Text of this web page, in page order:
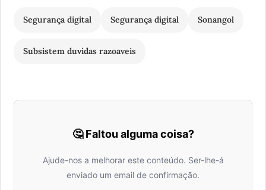
Segurança digital Segurança digital Sonangol
Subsistem duvidas razoaveis
🤔 Faltou alguma coisa?
Ajude-nos a melhorar este conteúdo. Ser-lhe-á
enviado um email de confirmação.